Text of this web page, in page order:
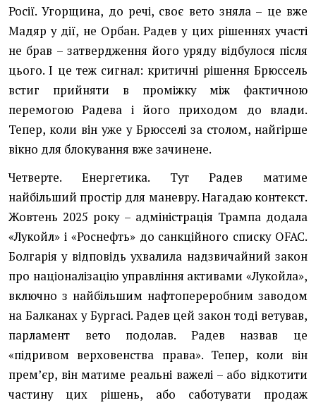
Росії. Угорщина, до речі, своє вето зняла – це вже
Мадяр у дії, не Орбан. Радев у цих рішеннях участі
не брав – затвердження його уряду відбулося після
цього. І це теж сигнал: критичні рішення Брюссель
встиг прийняти в проміжку між фактичною
перемогою Радева і його приходом до влади.
Тепер, коли він уже у Брюсселі за столом, найгірше
вікно для блокування вже зачинене.
Четверте. Енергетика. Тут Радев матиме
найбільший простір для маневру. Нагадаю контекст.
Жовтень 2025 року – адміністрація Трампа додала
«Лукойл» і «Роснефть» до санкційного списку OFAC.
Болгарія у відповідь ухвалила надзвичайний закон
про націоналізацію управління активами «Лукойла»,
включно з найбільшим нафтопереробним заводом
на Балканах у Бургасі. Радев цей закон тоді ветував,
парламент вето подолав. Радев назвав це
«підривом верховенства права». Тепер, коли він
премʼєр, він матиме реальні важелі – або відкотити
частину цих рішень, або саботувати продаж